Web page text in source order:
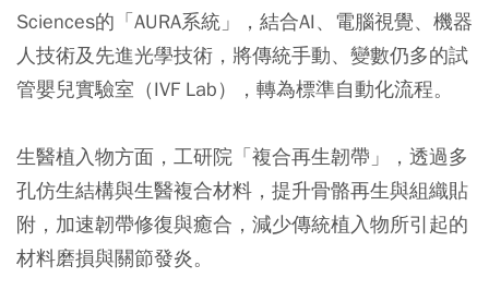
Sciences的「AURA系統」，結合AI、電腦視覺、機器
人技術及先進光學技術，將傳統手動、變數仍多的試
管嬰兒實驗室（IVF Lab），轉為標準自動化流程。
生醫植入物方面，工研院「複合再生韌帶」，透過多
孔仿生結構與生醫複合材料，提升骨骼再生與組織貼
附，加速韌帶修復與癒合，減少傳統植入物所引起的
材料磨損與關節發炎。